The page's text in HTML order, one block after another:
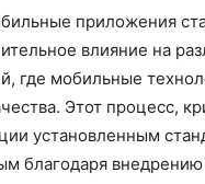
приложения
влияние на
где мобильные
Этот процесс,
установленным
благодаря